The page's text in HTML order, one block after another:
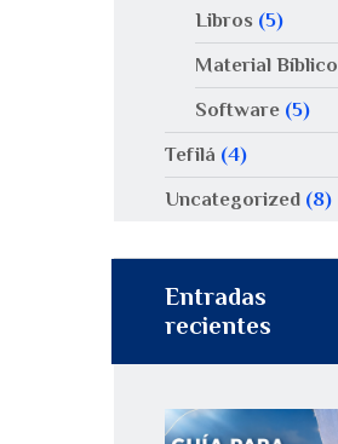
Libros (5)
Material Bíblico
Software(5)
Tefilá (4)
Uncategorized (8)
Entradas
recientes